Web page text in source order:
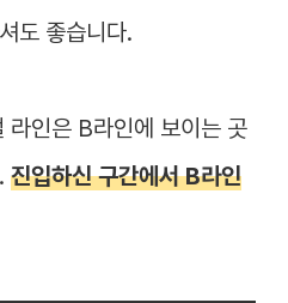
도 좋습니다.
라인은 B라인에 보이는 곳
.진입하신 구간에서 B라인